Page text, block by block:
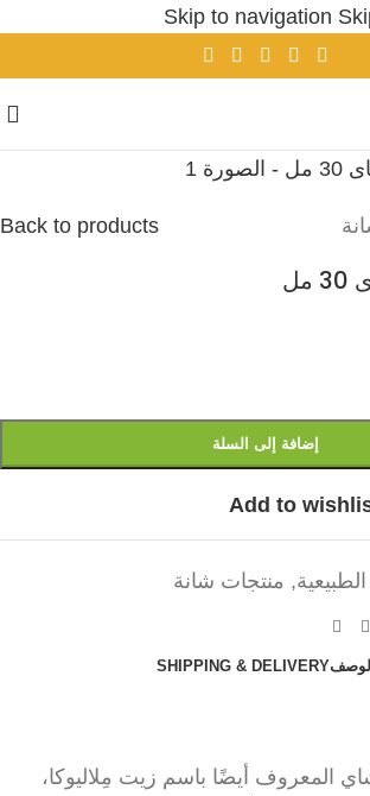
Skip to navigation
Back to products
إضافة إلى السلة
Add to
, منتجات شانة
الوصفSHIPPING & DELIVERY
المعروف أيضًا باسم زيت مِلاليوكا،